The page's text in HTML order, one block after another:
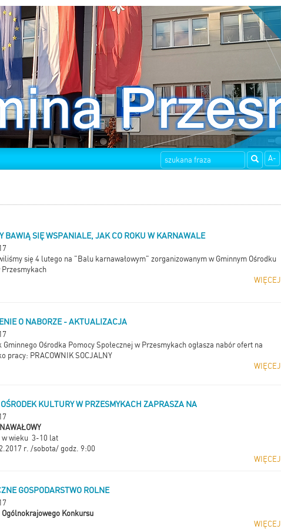
A-
BAWIĄ SIĘ WSPANIALE, JAK CO ROKU W KARNAWALE
się 4 lutego na "Balu karnawałowym" zorganizowanym w Gminnym Ośrodku
Przesmykach
WIĘCEJ
O NABORZE - AKTUALIZACJA
Gminnego Ośrodka Pomocy Społecznej w Przesmykach ogłasza nabór ofert na
pracy: PRACOWNIK SOCJALNY
WIĘCEJ
KULTURY W PRZESMYKACH ZAPRASZA NA
w wieku 3-10 lat
r. /sobota/ godz. 9:00
WIĘCEJ
GOSPODARSTWO ROLNE
Ogólnokrajowego Konkursu
WIĘCEJ